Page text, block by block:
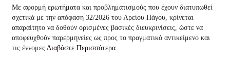
Με αφορμή ερωτήματα και προβληματισμούς που έχουν διατυπωθεί
σχετικά με την απόφαση 32/2026 του Αρείου Πάγου, κρίνεται
απαραίτητο να δοθούν ορισμένες βασικές διευκρινίσεις, ώστε να
αποφευχθούν παρερμηνείες ως προς το πραγματικό αντικείμενο και
τις έννομες Διαβάστε Περισσότερα